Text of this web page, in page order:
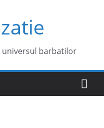
universul barbatilor